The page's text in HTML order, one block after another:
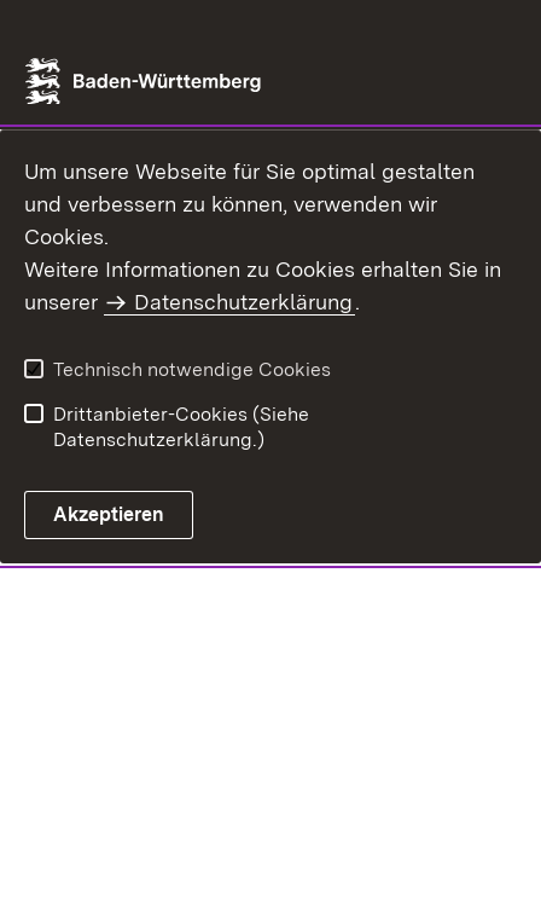
Um unsere Webseite für Sie optimal gestalten
und verbessern zu können, verwenden wir
Cookies.
Weitere Informationen zu Cookies erhalten Sie in
unserer
Datenschutzerklärung.
Technisch notwendige Cookies
Drittanbieter-Cookies (Siehe
Datenschutzerklärung.)
Akzeptieren